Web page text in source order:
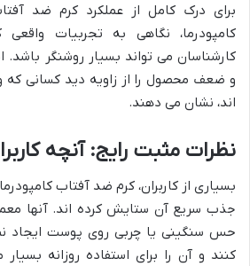
کامپودرما، نگاهی به تجربیات واقعی
کارشناسان می تواند بسیار روشنگر باشد.
و ضعف محصول را از زاویه دید کسانی که
اند، نشان می دهند.
نظرات مثبت رایج: آنچه
بسیاری از کاربران، کرم ضد آفتاب
جذب سریع آن ستایش کرده اند. آنها
حس سنگینی یا چربی روی پوست ایجاد
کنند و آن را برای استفاده روزانه